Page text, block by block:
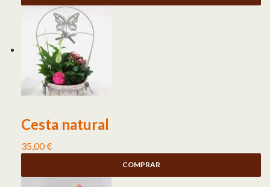
Cesta natural
35,00€
COMPRAR